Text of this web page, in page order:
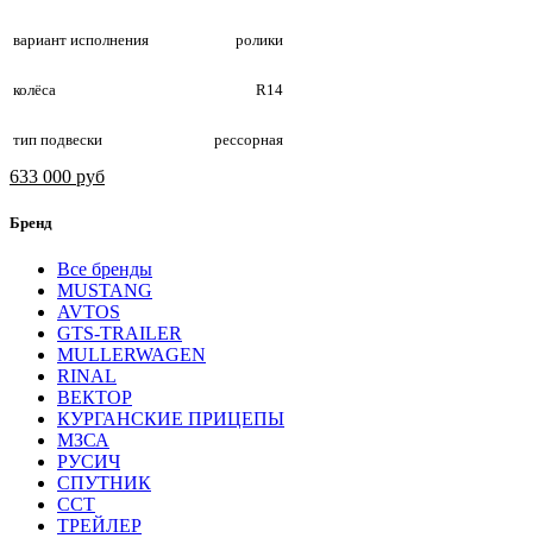
вариант исполнения ролики
колёса R14
тип подвески рессорная
633 000 руб
Бренд
Все бренды
MUSTANG
AVTOS
GTS-TRAILER
MULLERWAGEN
RINAL
ВЕКТОР
КУРГАНСКИЕ ПРИЦЕПЫ
МЗСА
РУСИЧ
СПУТНИК
ССТ
ТРЕЙЛЕР